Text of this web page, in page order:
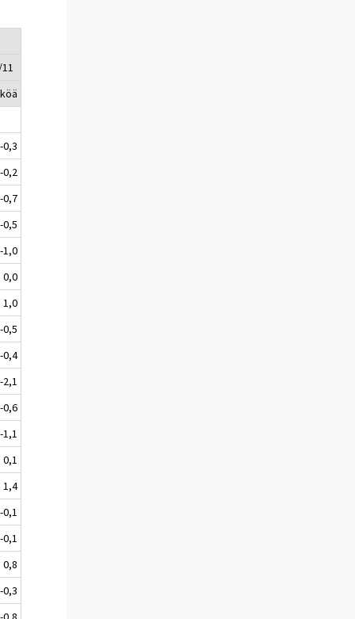
-0,3
-0,2
-0,7
-0,5
-1,0
0,0
1,0
-0,5
-0,4
-2,1
-0,6
-1,1
0,1
1,4
-0,1
-0,1
0,8
-0,3